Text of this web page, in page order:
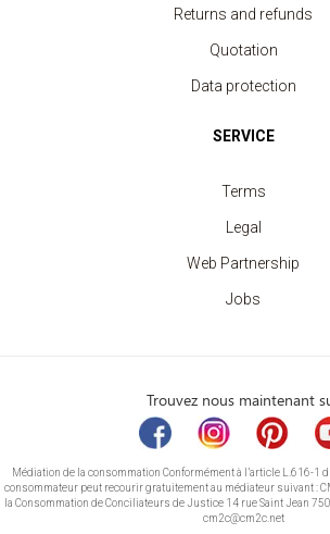
Returns and refunds
Quotation
Data protection
SERVICE
Terms
Legal
Web Partnership
Jobs
Trouvez nous maintenant
Médiation de la consommation Conformément à l’article L.616-1
consommateur peut recourir gratuitement au médiateur suivant :
la Consommation de Conciliateurs de Justice 14 rue Saint Jean
cm2c@cm2c.net